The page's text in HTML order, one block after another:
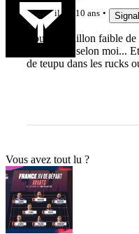
il y a 10 ans
Youngs maillon faible
pour l'EdF selon moi...
de teupu dans les rucks
Vous avez tout lu ?